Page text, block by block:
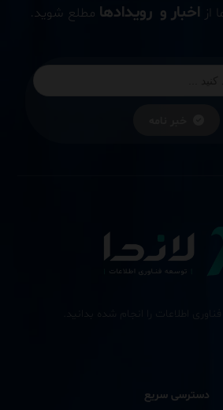
از اخبار و رویدادها مطلع شوید.
فناوری اطلاعات را انجام شده بدانید.
دسترسی سریع